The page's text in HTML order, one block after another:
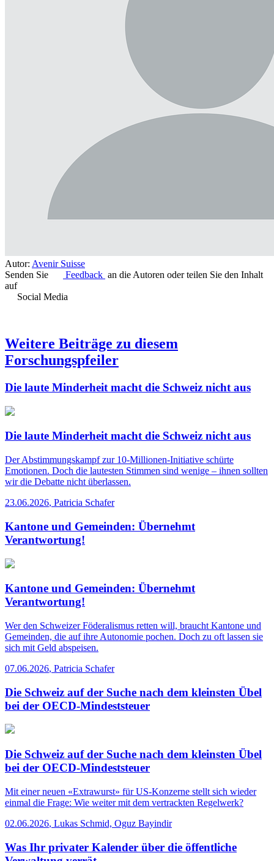
Autor: Avenir Suisse
Senden Sie
Feedback an die Autoren oder teilen Sie den Inhalt
auf
Social Media
Weitere Beiträge zu diesem
Forschungspfeiler
Die laute Minderheit macht die Schweiz nicht aus
Die laute Minderheit macht die Schweiz nicht aus
Der Abstimmungskampf zur 10-Millionen-Initiative schürte
Emotionen. Doch die lautesten Stimmen sind wenige – ihnen sollten
wir die Debatte nicht überlassen.
23.06.2026, Patricia Schafer
Kantone und Gemeinden: Übernehmt
Verantwortung!
Kantone und Gemeinden: Übernehmt
Verantwortung!
Wer den Schweizer Föderalismus retten will, braucht Kantone und
Gemeinden, die auf ihre Autonomie pochen. Doch zu oft lassen sie
sich mit Geld abspeisen.
07.06.2026, Patricia Schafer
Die Schweiz auf der Suche nach dem kleinsten Übel
bei der OECD-Mindeststeuer
Die Schweiz auf der Suche nach dem kleinsten Übel
bei der OECD-Mindeststeuer
Mit einer neuen «Extrawurst» für US-Konzerne stellt sich wieder
einmal die Frage: Wie weiter mit dem vertrackten Regelwerk?
02.06.2026, Lukas Schmid, Oguz Bayindir
Was Ihr privater Kalender über die öffentliche